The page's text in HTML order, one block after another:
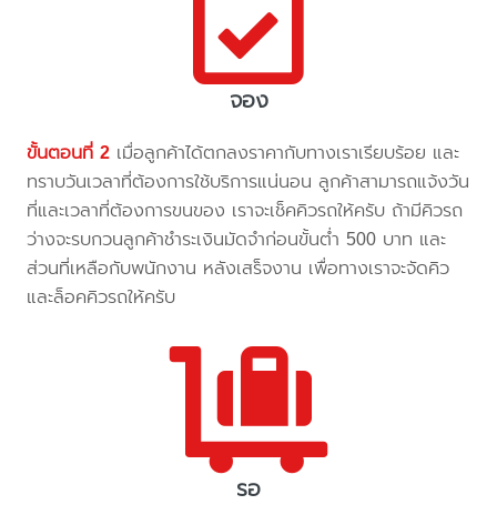
จอง
ขั้นตอนที่ 2 เมื่อลูกค้าได้ตกลงราคากับทางเราเรียบร้อย และ
ทราบวันเวลาที่ต้องการใช้บริการแน่นอน ลูกค้าสามารถแจ้งวัน
ที่และเวลาที่ต้องการขนของ เราจะเช็คคิวรถให้ครับ ถ้ามีคิวรถ
ว่างจะรบกวนลูกค้าชำระเงินมัดจำก่อนขั้นต่ำ 500 บาท และ
ส่วนที่เหลือกับพนักงาน หลังเสร็จงาน เพื่อทางเราจะจัดคิว
และล็อคคิวรถให้ครับ
รอ